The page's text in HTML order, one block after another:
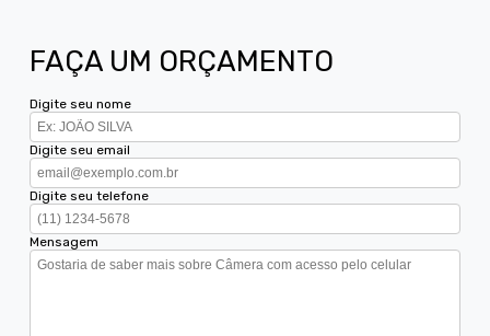
FAÇA UM ORÇAMENTO
Digite seu nome
Digite seu email
Digite seu telefone
Mensagem